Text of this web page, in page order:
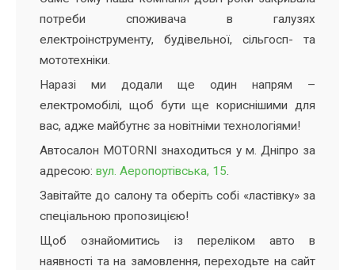
потреби споживача в галузях
електроінструменту, будівельної, сільгосп- та
мототехніки.
Наразі ми додали ще один напрям –
електромобілі, щоб бути ще кориснішими для
вас, адже майбутнє за новітніми технологіями!
Автосалон MOTORNI знаходиться у м. Дніпро за
адресою: вул. Аеропортівська, 15.
Завітайте до салону та оберіть собі «ластівку» за
спеціальною пропозицією!
Щоб ознайомитись із переліком авто в
наявності та на замовлення, переходьте на сайт